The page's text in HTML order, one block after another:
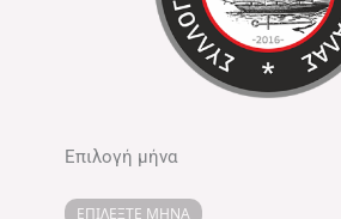
Επιλογή μήνα
ΕΠΙΛΈΞΤΕ ΜΉΝΑ